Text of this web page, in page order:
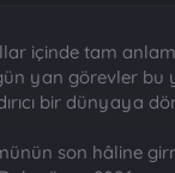
içinde tam
yan görevler bu
bir dünyaya
son hâline